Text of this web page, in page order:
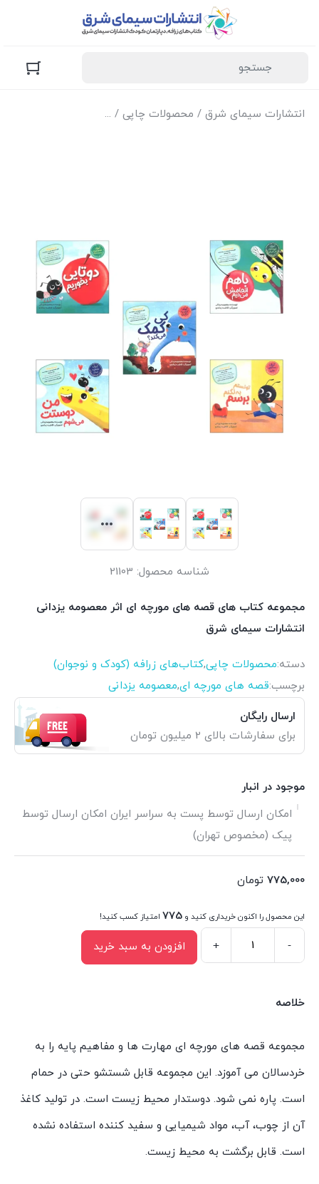
انتشارات سیمای شرق / محصولات چاپی / کتاب‌های زرافه (کودک
شناسه محصول: 21103
مجموعه کتاب های قصه های مورچه ای اثر معصومه یزدانی
انتشارات سیمای شرق
دسته:محصولات چاپی,کتاب‌های زرافه (کودک و نوجوان)
برچسب:قصه های مورچه ای,معصومه یزدانی
ارسال رایگان
برای سفارشات بالای 2 میلیون تومان
موجود در انبار
امکان ارسال توسط پست به سراسر ایران امکان ارسال توسط
پیک (مخصوص تهران)
775,000 تومان
این محصول را اکنون خریداری کنید و 775 امتیاز کسب کنید!
های
ای
اثر
معصومه
یزدانی
-
+ افزودن به سبد خرید
خلاصه
مجموعه قصه های مورچه ای مهارت ها و مفاهیم پایه را به
خردسالان می آموزد. این مجموعه قابل شستشو حتی در حمام
است. پاره نمی شود. دوستدار محیط زیست است. در تولید کاغذ
آن از چوب، آب، مواد شیمیایی و سفید کننده استفاده نشده
است. قابل برگشت به محیط زیست.